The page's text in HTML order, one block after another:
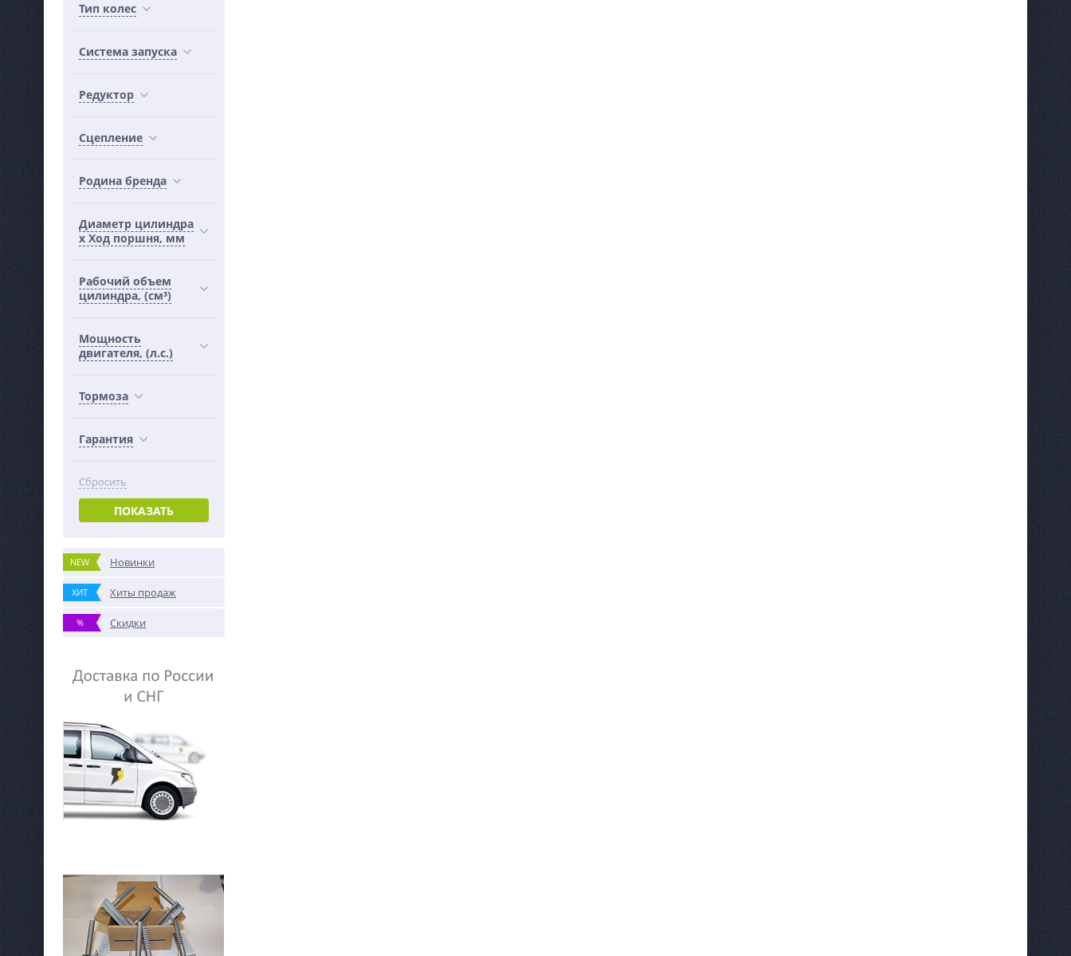
Тип колес
Система запуска
Редуктор
Сцепление
Родина бренда
Диаметр цилиндра
х Ход поршня, мм
Рабочий объем
цилиндра, (см³)
Мощность
двигателя, (л.с.)
Тормоза
Гарантия
Сбросить
ПОКАЗАТЬ
NEW Новинки
ХИТ Хиты продаж
% Скидки